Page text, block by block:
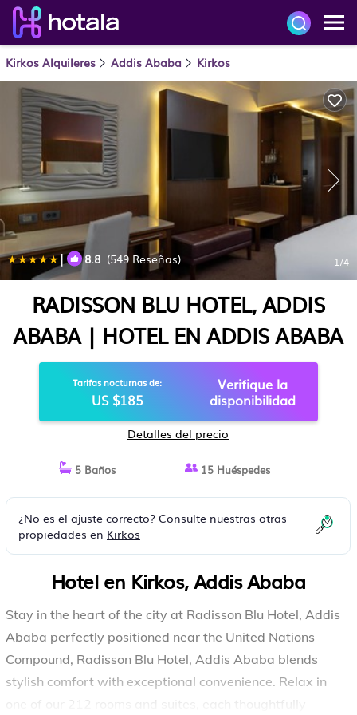
Kirkos Alquileres Addis Ababa Kirkos
| 8.8 (549 Reseñas) 1/4
RADISSON BLU HOTEL, ADDIS
ABABA | HOTEL EN ADDIS ABABA
Tarifas nocturnas de:
US $185
Verifique la
disponibilidad
Detalles del precio
5 Baños 15 Huéspedes
¿No es el ajuste correcto? Consulte nuestras otras
propiedades en Kirkos
Hotel en Kirkos, Addis Ababa
Stay in the heart of the city at Radisson Blu Hotel, Addis
Ababa perfectly positioned near the United Nations
Compound, Radisson Blu Hotel, Addis Ababa blends
stylish comfort with exceptional convenience. Relax in
one of our 212 rooms and suites, each thoughtfully